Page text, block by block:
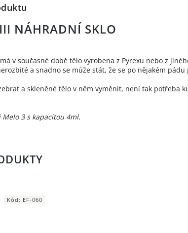
NÁHRADNÍ SKLO
v současné době tělo vyrobena z Pyrexu nebo z
a snadno se může stát, že se po nějakém pádu
a skleněné tělo v něm vyměnit, není tak potřeba
3 s kapacitou 4ml.
Kód: EF-060